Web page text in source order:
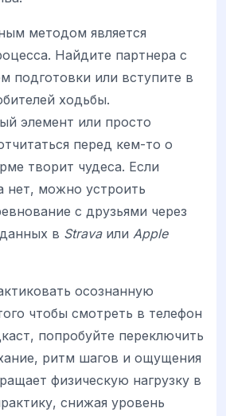
методом является
Найдите партнера с
подготовки или вступите в
ходьбы.
элемент или просто
перед кем-то о
творит чудеса. Если
нет, можно устроить
с друзьями через
в Stravaили Apple
осознанную
чтобы смотреть в телефон
попробуйте переключить
ритм шагов и ощущения
физическую нагрузку в
снижая уровень